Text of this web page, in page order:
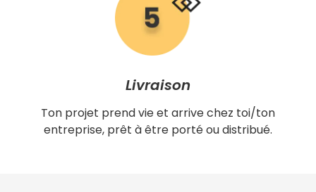
Livraison
Ton projet prend vie et arrive chez toi/ton
entreprise, prêt à être porté ou distribué.